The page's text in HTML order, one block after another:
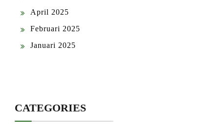
April 2025
Februari 2025
Januari 2025
CATEGORIES